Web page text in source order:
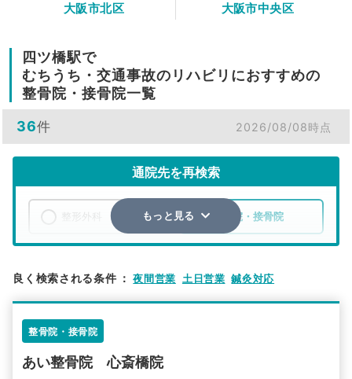
大阪市北区
大阪市中央区
四ツ橋駅で
むちうち・交通事故のリハビリにおすすめの
整骨院・接骨院一覧
36件 2026/08/08時点
通院先を再検索
整骨院・接骨院
検索する
もっと見る
良く検索される条件 ： 夜間営業 土日営業 鍼灸対応
整骨院・接骨院
あい整骨院 心斎橋院